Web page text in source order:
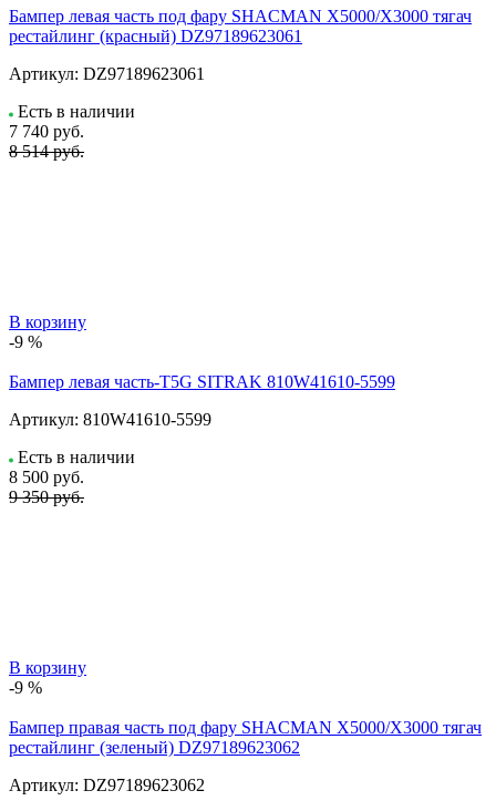
Бампер левая часть под фару SHACMAN X5000/X3000 тягач
рестайлинг (красный) DZ97189623061
Артикул: DZ97189623061
Есть в наличии
7 740 руб.
8 514 руб.
В корзину
-9 %
Бампер левая часть-T5G SITRAK 810W41610-5599
Артикул: 810W41610-5599
Есть в наличии
8 500 руб.
9 350 руб.
В корзину
-9 %
Бампер правая часть под фару SHACMAN X5000/X3000 тягач
рестайлинг (зеленый) DZ97189623062
Артикул: DZ97189623062